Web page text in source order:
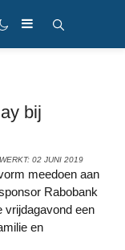
bij
02 JUNI 2019
Rabobank
vrijdagavond een
en